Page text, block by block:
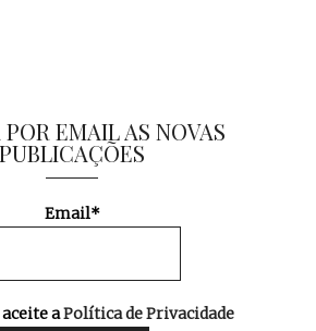
EMAIL AS NOVAS
PUBLICAÇÕES
Email*
aPolítica de Privacidade